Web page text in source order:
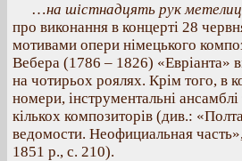
…на шістнадцять рук
про виконання в концерті 28
мотивами опери німецького
Вебера (1786 – 1826) «Евріанта»
на чотирьох роялях. Крім того, в
номери, інструментальні ансамблі
кількох композиторів (див.:
ведомости. Неофициальная
1851 р., с. 210).